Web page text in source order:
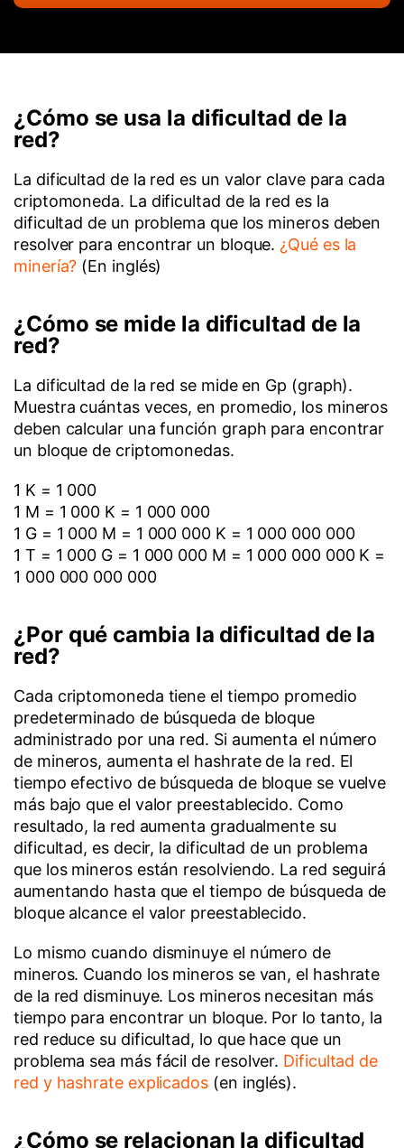
¿Cómo se usa la dificultad de la
red?
La dificultad de la red es un valor clave para cada
criptomoneda. La dificultad de la red es la
dificultad de un problema que los mineros deben
resolver para encontrar un bloque. ¿Qué es la
minería? (En inglés)
¿Cómo se mide la dificultad de la
red?
La dificultad de la red se mide en Gp (graph).
Muestra cuántas veces, en promedio, los mineros
deben calcular una función graph para encontrar
un bloque de criptomonedas.
1 K = 1 000
1 M = 1 000 K = 1 000 000
1 G = 1 000 M = 1 000 000 K = 1 000 000 000
1 T = 1 000 G = 1 000 000 M = 1 000 000 000 K =
1 000 000 000 000
¿Por qué cambia la dificultad de la
red?
Cada criptomoneda tiene el tiempo promedio
predeterminado de búsqueda de bloque
administrado por una red. Si aumenta el número
de mineros, aumenta el hashrate de la red. El
tiempo efectivo de búsqueda de bloque se vuelve
más bajo que el valor preestablecido. Como
resultado, la red aumenta gradualmente su
dificultad, es decir, la dificultad de un problema
que los mineros están resolviendo. La red seguirá
aumentando hasta que el tiempo de búsqueda de
bloque alcance el valor preestablecido.
Lo mismo cuando disminuye el número de
mineros. Cuando los mineros se van, el hashrate
de la red disminuye. Los mineros necesitan más
tiempo para encontrar un bloque. Por lo tanto, la
red reduce su dificultad, lo que hace que un
problema sea más fácil de resolver. Dificultad de
red y hashrate explicados (en inglés).
¿Cómo se relacionan la dificultad